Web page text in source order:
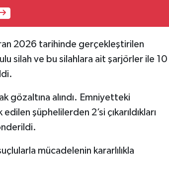
2026 tarihinde gerçekleştirilen
silah ve bu silahlara ait şarjörler ile 10
gözaltına alındı. Emniyetteki
şüphelilerden 2’si çıkarıldıkları
mücadelenin kararlılıkla